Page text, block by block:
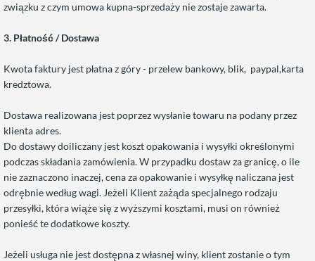
związku z czym umowa kupna-sprzedaży nie zostaje zawarta.
3. Płatność / Dostawa
Kwota faktury jest płatna z góry - przelew bankowy, blik, paypal,karta
kredztowa.
Dostawa realizowana jest poprzez wysłanie towaru na podany przez
klienta adres.
Do dostawy doiliczany jest koszt opakowania i wysyłki określonymi
podczas składania zamówienia. W przypadku dostaw za granicę, o ile
nie zaznaczono inaczej, cena za opakowanie i wysyłkę naliczana jest
odrębnie według wagi. Jeżeli Klient zażąda specjalnego rodzaju
przesyłki, która wiąże się z wyższymi kosztami, musi on również
ponieść te dodatkowe koszty.
Jeżeli usługa nie jest dostępna z własnej winy, klient zostanie o tym